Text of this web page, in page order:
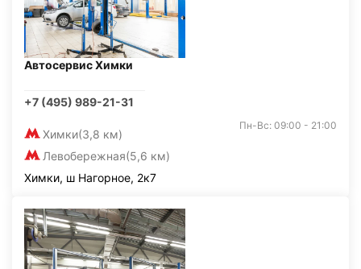
Автосервис Химки
+7 (495) 989-21-31
Химки(3,8 км)
Левобережная(5,6 км)
Пн-Вс: 09:00 - 21:00
Химки, ш Нагорное, 2к7